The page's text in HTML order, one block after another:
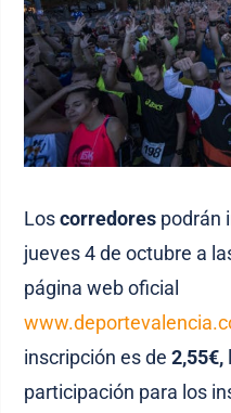
Loscorredores podrán
jueves 4 de octubre a
página web oficial
inscripción es de2,55€,
participación para los